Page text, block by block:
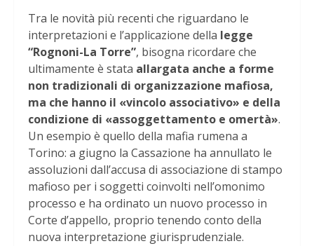
Tra le novità più recenti che riguardano le
interpretazioni e l’applicazione della legge
“Rognoni-La Torre”, bisogna ricordare che
ultimamente è stata allargata anche a forme
non tradizionali di organizzazione mafiosa,
ma che hanno il «vincolo associativo» e della
condizione di «assoggettamento e omertà».
Un esempio è quello della mafia rumena a
Torino: a giugno la Cassazione ha annullato le
assoluzioni dall’accusa di associazione di stampo
mafioso per i soggetti coinvolti nell’omonimo
processo e ha ordinato un nuovo processo in
Corte d’appello, proprio tenendo conto della
nuova interpretazione giurisprudenziale.